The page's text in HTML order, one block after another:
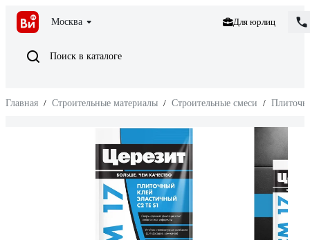
Москва Для юрлиц
Поиск в каталоге
Главная / Строительные материалы / Строительные смеси /